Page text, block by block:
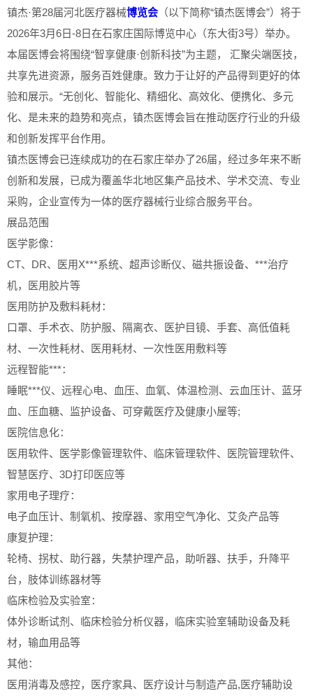
镇杰·第28届河北医疗器械博览会 （以下简称“镇杰医博会”）将于
2026年3月6日-8日在石家庄国际博览中心（东大街3号）举办。
本届医博会将围绕“智享健康·创新科技”为主题， 汇聚尖端医技，
共享先进资源，服务百姓健康。致力于让好的产品得到更好的体
验和展示。“无创化、智能化、精细化、高效化、便携化、多元
化、是未来的趋势和亮点，镇杰医博会旨在推动医疗行业的升级
和创新发挥平台作用。
镇杰医博会已连续成功的在石家庄举办了26届，经过多年来不断
创新和发展，已成为覆盖华北地区集产品技术、学术交流、专业
采购，企业宣传为一体的医疗器械行业综合服务平台。
展品范围
医学影像：
CT、DR、医用X***系统、超声诊断仪、磁共振设备、***治疗
机，医用胶片等
医用防护及敷料耗材：
口罩、手术衣、防护服、隔离衣、医护目镜、手套、高低值耗
材、一次性耗材、医用耗材、一次性医用敷料等
远程智能***：
睡眠***仪、远程心电、血压、血氧、体温检测、云血压计、蓝牙
血、压血糖、监护设备、可穿戴医疗及健康小屋等;
医院信息化：
医用软件、医学影像管理软件、临床管理软件、医院管理软件、
智慧医疗、3D打印医应等
家用电子理疗：
电子血压计、制氧机、按摩器、家用空气净化、艾灸产品等
康复护理：
轮椅、拐杖、助行器，失禁护理产品，助听器、扶手，升降平
台，肢体训练器材等
临床检验及实验室：
体外诊断试剂、临床检验分析仪器，临床实验室辅助设备及耗
材，输血用品等
其他：
医用消毒及感控，医疗家具、医疗设计与制造产品,医疗辅助设